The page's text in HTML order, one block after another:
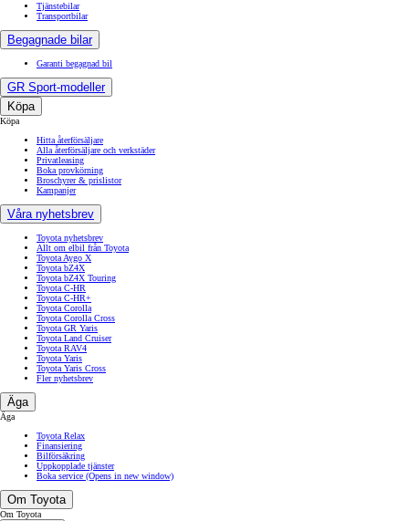
Tjänstebilar
Transportbilar
Begagnade bilar
Garanti begagnad bil
GR Sport-modeller
Köpa
Köpa
Hitta återförsäljare
Alla återförsäljare och verkstäder
Privatleasing
Boka provkörning
Broschyrer & prislistor
Kampanjer
Våra nyhetsbrev
Toyota nyhetsbrev
Allt om elbil från Toyota
Toyota Aygo X
Toyota bZ4X
Toyota bZ4X Touring
Toyota C-HR
Toyota C-HR+
Toyota Corolla
Toyota Corolla Cross
Toyota GR Yaris
Toyota Land Cruiser
Toyota RAV4
Toyota Yaris
Toyota Yaris Cross
Fler nyhetsbrev
Äga
Äga
Toyota Relax
Finansiering
Bilförsäkring
Uppkopplade tjänster
Boka service (Opens in new window)
Om Toyota
Om Toyota